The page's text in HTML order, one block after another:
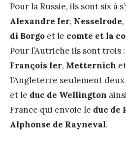
Pour la Russie, ils sont six à
Alexandre Ier, Nesselrode,
di Borgo et le comte et la
Pour l’Autriche ils sont trois :
François Ier, Metternich et
l’Angleterre seulement
et le duc de Wellington
France qui envoie le duc de
Alphonse de Rayneval.